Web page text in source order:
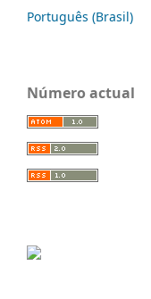
Português (Brasil)
Número actual